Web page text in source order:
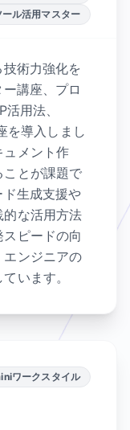
ル活用マスター
術力強化を
講座、プロ
用法、
を導入しまし
ュメント作
ことが課題で
生成支援や
な活用方法
ピードの向
ンジニアの
います。
ワークスタイル